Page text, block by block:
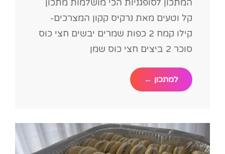
המתכון לסופגניות הכי מושלמות מתכון
קל וטעים מאת נרקיס קקון המצרכים-
קילו קמח 2 כפות שמרים יבשים חצי כוס
סוכר 2 ביצים חצי כוס שמן
למתכון ← הסופגניות
הכי